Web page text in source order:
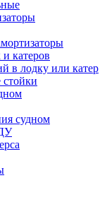
катеров
в лодку или катер
судном